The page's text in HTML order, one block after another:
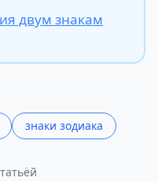
двум знакам
знаки зодиака